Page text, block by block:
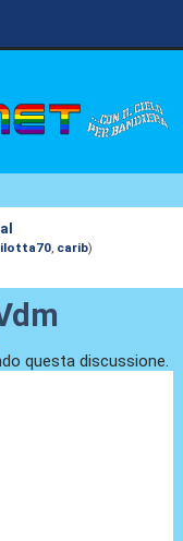
, carib)
questa discussione.